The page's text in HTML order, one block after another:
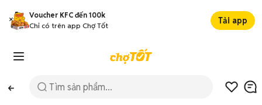
Voucher KFC đến 100k
Chỉ có trên app Chợ Tốt
Tải app